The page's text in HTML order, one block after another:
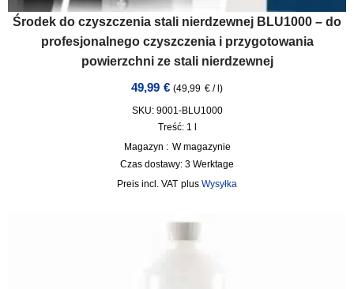
Środek do czyszczenia stali nierdzewnej BLU1000 – do
profesjonalnego czyszczenia i przygotowania
powierzchni ze stali nierdzewnej
49,99 € (49,99 € /l)
SKU: 9001-BLU1000
Treść: 1
Magazyn : W magazynie
Czas dostawy: 3 Werktage
incl. VAT plus Wysyłka